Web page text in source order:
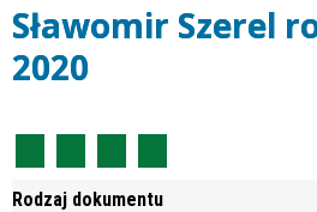
Sławomir Szerel
2020
Rodzaj dokumentu